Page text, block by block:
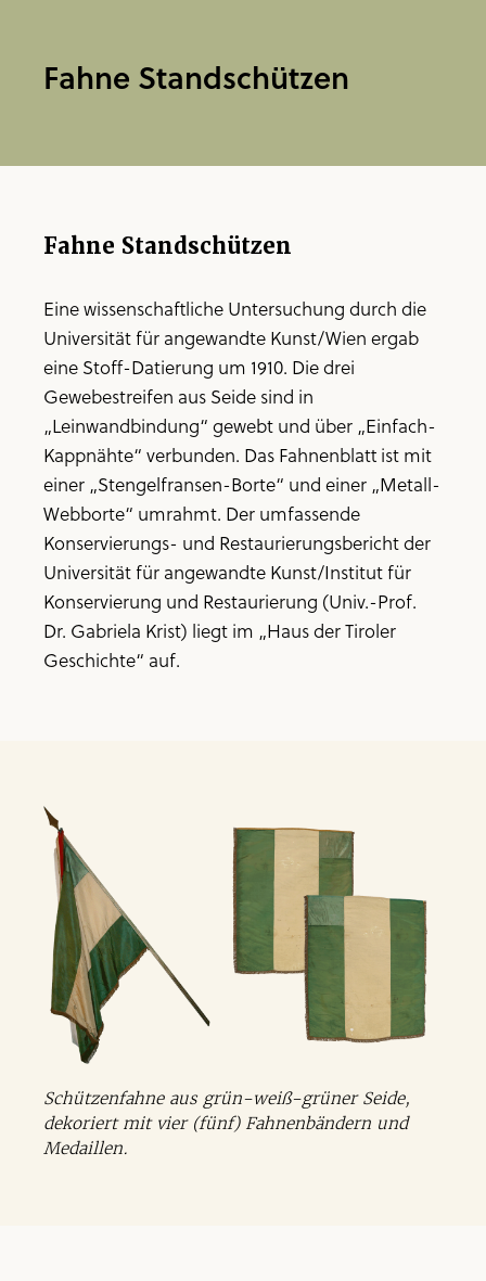
Fahne Standschützen
Fahne Standschützen
Eine wissenschaftliche Untersuchung durch die
Universität für angewandte Kunst/Wien ergab
eine Stoff-Datierung um 1910. Die drei
Gewebestreifen aus Seide sind in
„Leinwandbindung“ gewebt und über „Einfach-
Kappnähte“ verbunden. Das Fahnenblatt ist mit
einer „Stengelfransen-Borte“ und einer „Metall-
Webborte“ umrahmt. Der umfassende
Konservierungs- und Restaurierungsbericht der
Universität für angewandte Kunst/Institut für
Konservierung und Restaurierung (Univ.-Prof.
Dr. Gabriela Krist) liegt im „Haus der Tiroler
Geschichte“ auf.
Schützenfahne aus grün-weiß-grüner Seide,
dekoriert mit vier (fünf) Fahnenbändern und
Medaillen.